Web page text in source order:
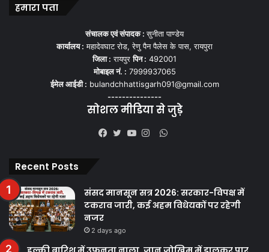
हमारा पता
संचालक एवं संपादक :सुनीता पाण्डेय
कार्यालय : महादेवघाट रोड, रेणु पैन पैलेस के पास, रायपुरा
जिला : रायपुरपिन : 492001
मोबाइल नं. : 7999937065
ईमेल आईडी : bulandchhattisgarh091@gmail.com
---------------
सोशल मीडिया से जुड़े
WhatsApp
Recent Posts
संसद मानसून सत्र 2026: सरकार-विपक्ष में
टकराव जारी, कई अहम विधेयकों पर रहेगी
नजर
2 days ago